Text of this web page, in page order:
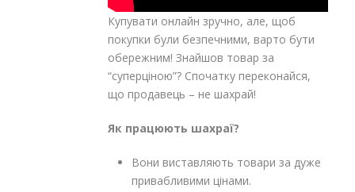
Купувати онлайн зручно, але, щоб
покупки були безпечними, варто бути
обережним! Знайшов товар за
“суперціною”? Спочатку переконайся,
що продавець – не шахрай!
Як працюють шахраї?
Вони виставляють товари за дуже
привабливими цінами.